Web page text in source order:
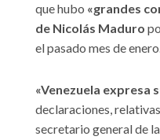
que hubo «grandes
de Nicolás Maduro
el pasado mes de
«Venezuela expresa
declaraciones,
secretario general de